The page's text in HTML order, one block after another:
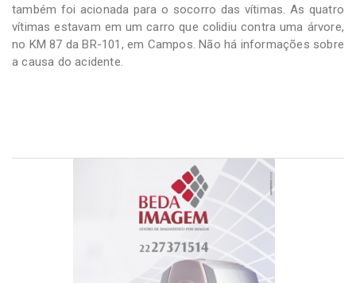
também foi acionada para o socorro das vítimas. As quatro
vítimas estavam em um carro que colidiu contra uma árvore,
no KM 87 da BR-101, em Campos. Não há informações sobre
a causa do acidente.